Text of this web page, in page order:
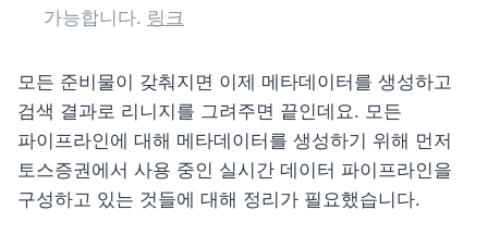
가능합니다. 링크
모든 준비물이 갖춰지면 이제 메타데이터를 생성하고
검색 결과로 리니지를 그려주면 끝인데요. 모든
파이프라인에 대해 메타데이터를 생성하기 위해 먼저
토스증권에서 사용 중인 실시간 데이터 파이프라인을
구성하고 있는 것들에 대해 정리가 필요했습니다.